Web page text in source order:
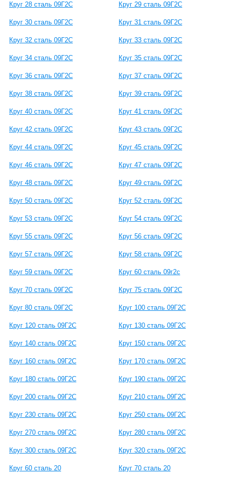
Круг 28 сталь 09Г2С Круг 29 сталь 09Г2С
Круг 30 сталь 09Г2С Круг 31 сталь 09Г2С
Круг 32 сталь 09Г2С Круг 33 сталь 09Г2С
Круг 34 сталь 09Г2С Круг 35 сталь 09Г2С
Круг 36 сталь 09Г2С Круг 37 сталь 09Г2С
Круг 38 сталь 09Г2С Круг 39 сталь 09Г2С
Круг 40 сталь 09Г2С Круг 41 сталь 09Г2С
Круг 42 сталь 09Г2С Круг 43 сталь 09Г2С
Круг 44 сталь 09Г2С Круг 45 сталь 09Г2С
Круг 46 сталь 09Г2С Круг 47 сталь 09Г2С
Круг 48 сталь 09Г2С Круг 49 сталь 09Г2С
Круг 50 сталь 09Г2С Круг 52 сталь 09Г2С
Круг 53 сталь 09Г2С Круг 54 сталь 09Г2С
Круг 55 сталь 09Г2С Круг 56 сталь 09Г2С
Круг 57 сталь 09Г2С Круг 58 сталь 09Г2С
Круг 59 сталь 09Г2С Круг 60 сталь 09г2с
Круг 70 сталь 09Г2С Круг 75 сталь 09Г2С
Круг 80 сталь 09Г2С Круг 100 сталь 09Г2С
Круг 120 сталь 09Г2С Круг 130 сталь 09Г2С
Круг 140 сталь 09Г2С Круг 150 сталь 09Г2С
Круг 160 сталь 09Г2С Круг 170 сталь 09Г2С
Круг 180 сталь 09Г2С Круг 190 сталь 09Г2С
Круг 200 сталь 09Г2С Круг 210 сталь 09Г2С
Круг 230 сталь 09Г2С Круг 250 сталь 09Г2С
Круг 270 сталь 09Г2С Круг 280 сталь 09Г2С
Круг 300 сталь 09Г2С Круг 320 сталь 09Г2С
Круг 60 сталь 20 Круг 70 сталь 20